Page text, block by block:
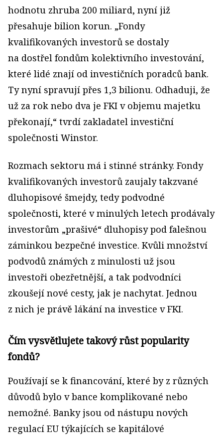
hodnotu zhruba 200 miliard, nyní již
přesahuje bilion korun. „Fondy
kvalifikovaných investorů se dostaly
na dostřel fondům kolektivního investování,
které lidé znají od investičních poradců bank.
Ty nyní spravují přes 1,3 bilionu. Odhaduji, že
už za rok nebo dva je FKI v objemu majetku
překonají,“ tvrdí zakladatel investiční
společnosti Winstor.
Rozmach sektoru má i stinné stránky. Fondy
kvalifikovaných investorů zaujaly takzvané
dluhopisové šmejdy, tedy podvodné
společnosti, které v minulých letech prodávaly
investorům „prašivé“ dluhopisy pod falešnou
záminkou bezpečné investice. Kvůli množství
podvodů známých z minulosti už jsou
investoři obezřetnější, a tak podvodníci
zkoušejí nové cesty, jak je nachytat. Jednou
z nich je právě lákání na investice v FKI.
Čím vysvětlujete takový růst popularity
fondů?
Používají se k financování, které by z různých
důvodů bylo v bance komplikované nebo
nemožné. Banky jsou od nástupu nových
regulací EU týkajících se kapitálové